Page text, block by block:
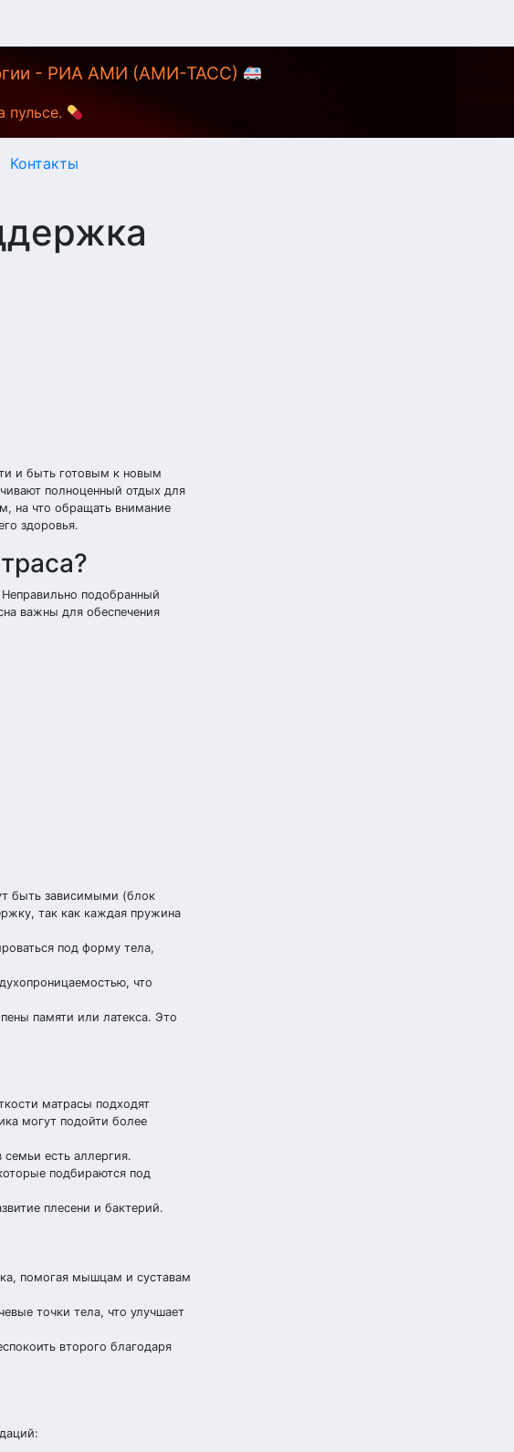
- РИА АМИ (АМИ-ТАСС)
пульсе.
Контакты
и быть готовым к новым
полноценный отдых для
на что обращать внимание
здоровья.
подобранный
важны для обеспечения
быть зависимыми (блок
так как каждая пружина
под форму тела,
что
памяти или латекса. Это
матрасы подходят
могут подойти более
есть аллергия.
подбираются под
плесени и бактерий.
помогая мышцам и суставам
точки тела, что улучшает
второго благодаря